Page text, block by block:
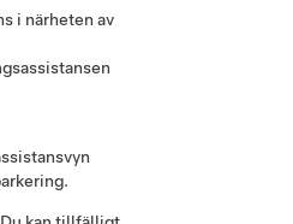
i närheten av